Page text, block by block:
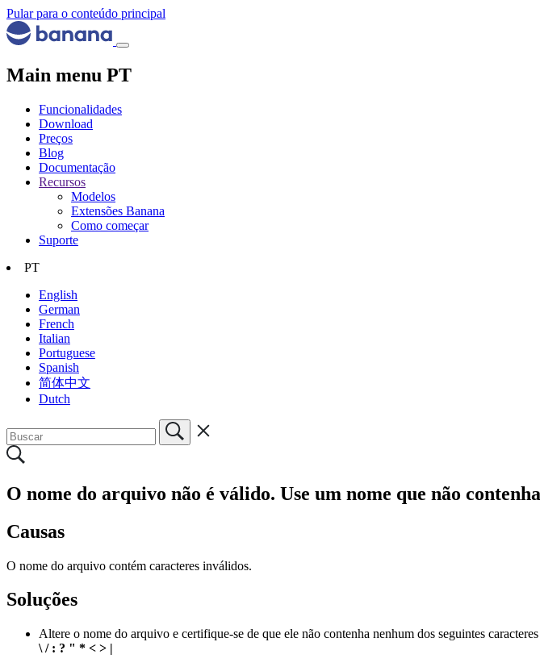
Pular para o conteúdo principal
Main menu PT
Funcionalidades
Download
Preços
Blog
Documentação
Recursos
Modelos
Extensões Banana
Como começar
Suporte
PT
English
German
French
Italian
Portuguese
Spanish
简体中文
Dutch
O nome do arquivo não é válido. Use um nome que não
Causas
O nome do arquivo contém caracteres inválidos.
Soluções
Altere o nome do arquivo e certifique-se de que ele não contenha nenhum dos seguintes
\ / : ? " * < > |